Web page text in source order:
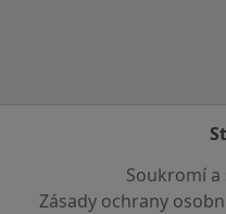
Soukromí
Zásady ochrany